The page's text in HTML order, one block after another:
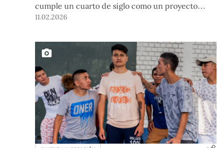
cumple un cuarto de siglo como un proyecto
colectivo que ha hecho de la escena universitaria
con el público.
11.02.2026